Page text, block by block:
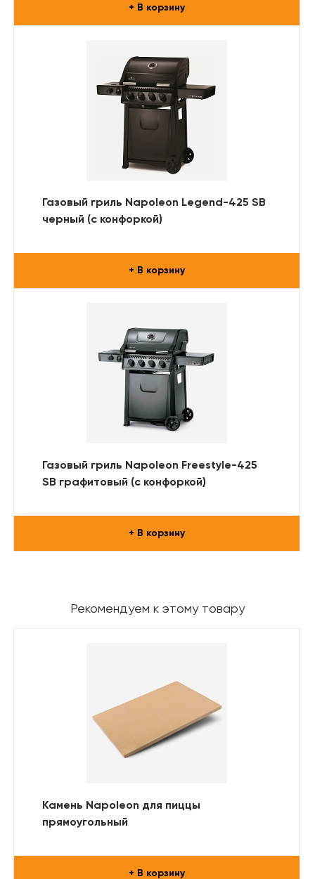
+ В корзину
Газовый гриль Napoleon Legend-425 SB
черный (с конфоркой)
+ В корзину
Газовый гриль Napoleon Freestyle-425
SB графитовый (с конфоркой)
+ В корзину
Рекомендуем к этому товару
Камень Napoleon для пиццы
прямоугольный
+ В корзину